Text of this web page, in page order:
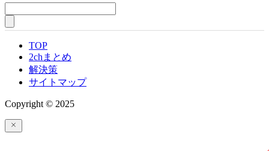
TOP
2chまとめ
解決策
サイトマップ
Copyright © 2025